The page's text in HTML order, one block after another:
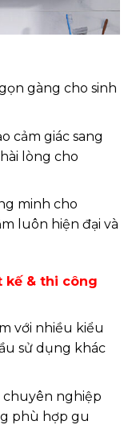
gàng cho sinh
cảm giác sang
lòng cho
minh cho
luôn hiện đại và
kế & thi công
với nhiều kiểu
sử dụng khác
chuyên nghiệp
phù hợp gu